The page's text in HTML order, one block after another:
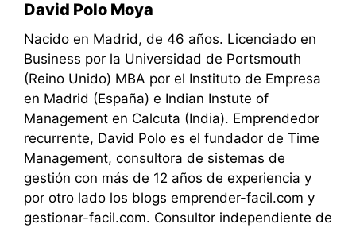
David Polo Moya
Nacido en Madrid, de 46 años. Licenciado en
Business por la Universidad de Portsmouth
(Reino Unido) MBA por el Instituto de Empresa
en Madrid (España) e Indian Instute of
Management en Calcuta (India). Emprendedor
recurrente, David Polo es el fundador de Time
Management, consultora de sistemas de
gestión con más de 12 años de experiencia y
por otro lado los blogs emprender-facil.com y
gestionar-facil.com. Consultor independiente de